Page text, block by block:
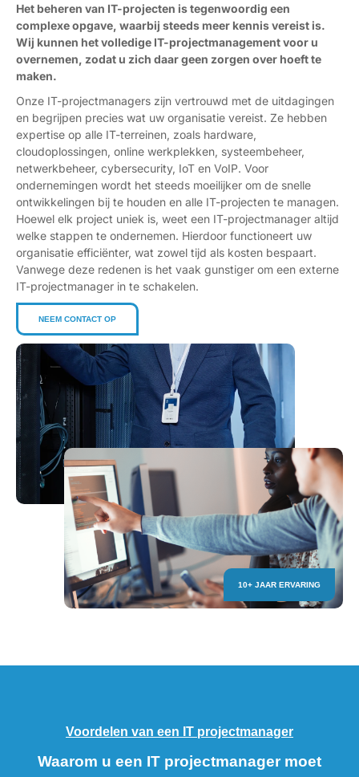
Het beheren van IT-projecten is tegenwoordig een
complexe opgave, waarbij steeds meer kennis vereist is.
Wij kunnen het volledige IT-projectmanagement voor u
overnemen, zodat u zich daar geen zorgen over hoeft te
maken.
Onze IT-projectmanagers zijn vertrouwd met de uitdagingen
en begrijpen precies wat uw organisatie vereist. Ze hebben
expertise op alle IT-terreinen, zoals hardware,
cloudoplossingen, online werkplekken, systeembeheer,
netwerkbeheer, cybersecurity, IoT en VoIP. Voor
ondernemingen wordt het steeds moeilijker om de snelle
ontwikkelingen bij te houden en alle IT-projecten te managen.
Hoewel elk project uniek is, weet een IT-projectmanager altijd
welke stappen te ondernemen. Hierdoor functioneert uw
organisatie efficiënter, wat zowel tijd als kosten bespaart.
Vanwege deze redenen is het vaak gunstiger om een externe
IT-projectmanager in te schakelen.
NEEM CONTACT OP
10+ JAAR ERVARING
Voordelen van een IT projectmanager
Waarom u een IT projectmanager moet